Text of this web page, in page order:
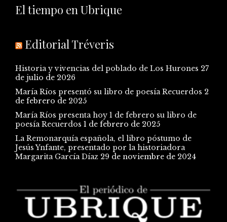
El tiempo en Ubrique
Editorial Tréveris
Historia y vivencias del poblado de Los Hurones 27
de julio de 2026
María Ríos presentó su libro de poesía Recuerdos 2
de febrero de 2025
María Ríos presenta hoy 1 de febrero su libro de
poesía Recuerdos 1 de febrero de 2025
La Remonarquía española, el libro póstumo de
Jesús Ynfante, presentado por la historiadora
Margarita García Díaz 29 de noviembre de 2024